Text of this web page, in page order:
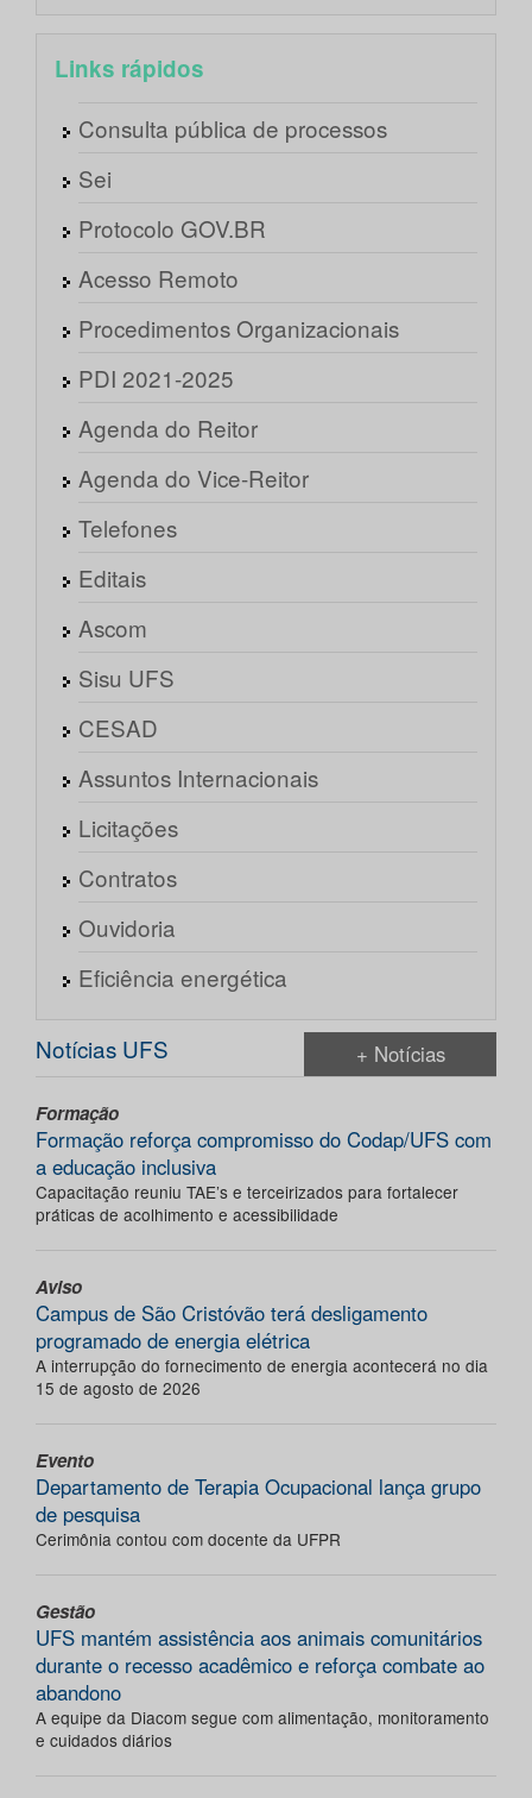
Links rápidos
Consulta pública de processos
Sei
Protocolo GOV.BR
Acesso Remoto
Procedimentos Organizacionais
PDI 2021-2025
Agenda do Reitor
Agenda do Vice-Reitor
Telefones
Editais
Ascom
Sisu UFS
CESAD
Assuntos Internacionais
Licitações
Contratos
Ouvidoria
Eficiência energética
Notícias UFS + Notícias
Formação
Formação reforça compromisso do Codap/UFS com
a educação inclusiva
Capacitação reuniu TAE’s e terceirizados para fortalecer
práticas de acolhimento e acessibilidade
Aviso
Campus de São Cristóvão terá desligamento
programado de energia elétrica
A interrupção do fornecimento de energia acontecerá no dia
15 de agosto de 2026
Evento
Departamento de Terapia Ocupacional lança grupo
de pesquisa
Cerimônia contou com docente da UFPR
Gestão
UFS mantém assistência aos animais comunitários
durante o recesso acadêmico e reforça combate ao
abandono
A equipe da Diacom segue com alimentação, monitoramento
e cuidados diários